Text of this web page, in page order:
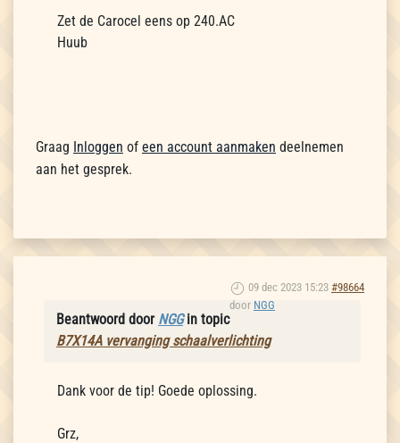
Zet de Carocel eens op 240.AC
Huub
Graag Inloggen of een account aanmaken deelnemen
aan het gesprek.
09 dec 2023 15:23 #98664
door NGG
Beantwoord door NGGin topic
B7X14A vervanging schaalverlichting
Dank voor de tip! Goede oplossing.
Grz,